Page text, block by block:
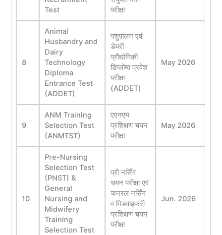
Test
परीक्षा
8
Animal
Husbandry and
Dairy
Technology
Diploma
Entrance Test
(ADDET)
पशुपालन एवं
डेयरी
प्रौद्योगिकी
डिप्लोमा प्रवेश
परीक्षा
(ADDET)
May 2026
9
ANM Training
Selection Test
(ANMTST)
एएनएम
प्रशिक्षण चयन
परीक्षा
May 2026
10
Pre-Nursing
Selection Test
(PNST) &
General
Nursing and
Midwifery
Training
Selection Test
प्री नर्सिंग
चयन परीक्षा एवं
जनरल नर्सिंग
व मिडवाइफरी
प्रशिक्षण चयन
परीक्षा
Jun. 2026